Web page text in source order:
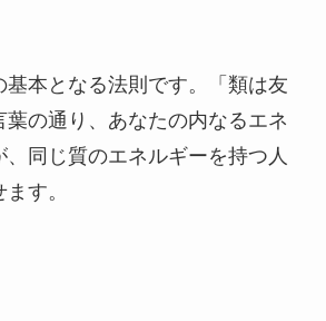
基本となる法則です。「類は友
葉の通り、あなたの内なるエネ
、同じ質のエネルギーを持つ人
す。